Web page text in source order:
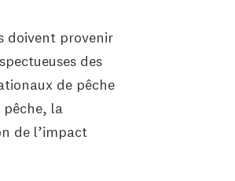
doivent provenir
des
de pêche
la
de l’impact